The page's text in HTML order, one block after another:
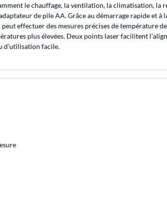
le chauffage, la ventilation, la climatisation,
de pile AA. Grâce au démarrage rapide et à
effectuer des mesures précises de température
plus élevées. Deux points laser facilitent
d’utilisation facile.